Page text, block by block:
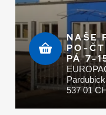
NAŠE
PO-
PÁ 7-
537 01